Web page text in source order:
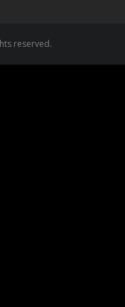
reserved.